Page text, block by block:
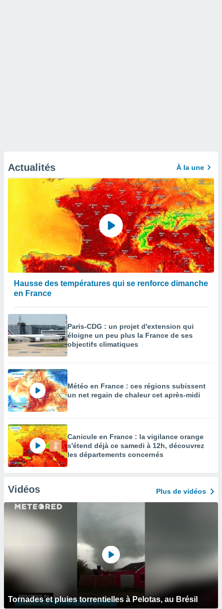
Actualités À la une
Hausse des températures qui se renforce dimanche
en France
Paris-CDG : un projet d'extension qui
éloigne un peu plus la France de ses
objectifs climatiques
Météo en France : ces régions subissent
un net regain de chaleur cet après-midi
Canicule en France : la vigilance orange
s'étend déjà ce samedi à 12h, découvrez
les départements concernés
Vidéos Plus de vidéos
Tornades et pluies torrentielles à Pelotas, au Brésil